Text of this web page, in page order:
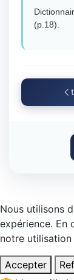
(p.18).
Nous utilisons
expérience. En
notre
Accepter